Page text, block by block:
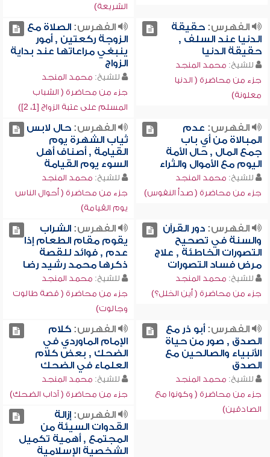
الشريعة)
الفهرس:حقيقة
الدنيا عند السلف ,
حقيقة الدنيا
للشيخ: محمد المنجد
جزء من محاضرة ( الدنيا
معلونة)
الفهرس:الصلاة مع
الزوجة ركعتين , أمور
ينبغي مراعاتها عند بداية
الزواج
للشيخ: محمد المنجد
جزء من محاضرة ( الشباب
المسلم على عتبة الزواج [1، 2])
الفهرس: عدم
المبالاة من أي باب
جمع المال , حال الأمة
اليوم مع الأموال والثراء
للشيخ: محمد المنجد
جزء من محاضرة ( صدأ النفوس)
الفهرس:حال لابس
ثياب الشهرة يوم
القيامة , أصناف أهل
السوء يوم القيامة
للشيخ: محمد المنجد
جزء من محاضرة ( أحوال الناس
يوم القيامة)
الفهرس:دور القرآن
والسنة في تصحيح
التصورات الخاطئة , علاج
مرض فساد التصورات
للشيخ: محمد المنجد
جزء من محاضرة ( أين الخلل؟)
الفهرس:الشراب
يقوم مقام الطعام إذا
عدم , فوائد للقصة
ذكرها محمد رشيد رضا
للشيخ: محمد المنجد
جزء من محاضرة ( قصة طالوت
وجالوت)
الفهرس:أبو ذر مع
الصدق , صور من حياة
الأنبياء والصالحين مع
الصدق
للشيخ: محمد المنجد
جزء من محاضرة ( وكونوا مع
الصادقين)
الفهرس:كلام
الإمام الماوردي في
الضحك , بعض كلام
العلماء في الضحك
للشيخ: محمد المنجد
جزء من محاضرة ( آداب الضحك)
الفهرس:إزالة
القدوات السيئة من
المجتمع , أهمية تكميل
الشخصية الإسلامية